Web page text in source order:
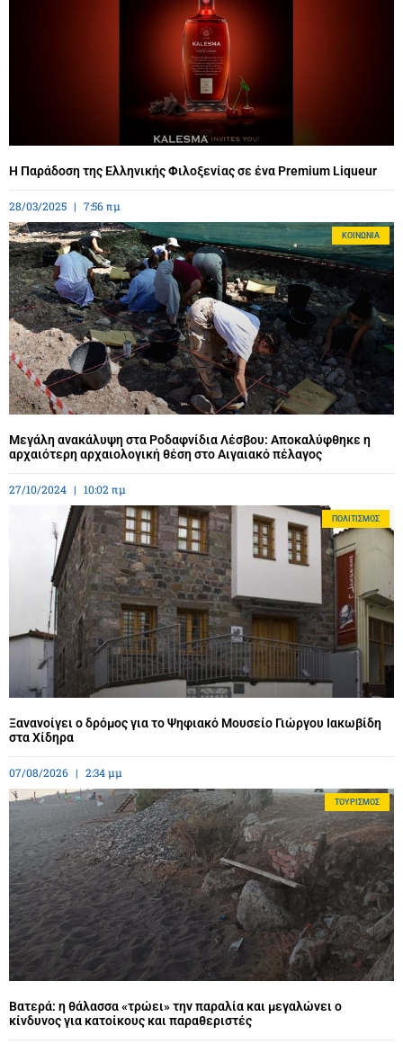
Η Παράδοση της Ελληνικής Φιλοξενίας σε ένα Premium Liqueur
28/03/2025 7:56 πμ
ΚΟΙΝΩΝΊΑ
Μεγάλη ανακάλυψη στα Ροδαφνίδια Λέσβου: Αποκαλύφθηκε η
αρχαιότερη αρχαιολογική θέση στο Αιγαιακό πέλαγος
27/10/2024 10:02 πμ
ΠΟΛΙΤΙΣΜΌΣ
Ξανανοίγει ο δρόμος για το Ψηφιακό Μουσείο Γιώργου Ιακωβίδη
στα Χίδηρα
07/08/2026 2:34 μμ
ΤΟΥΡΙΣΜΌΣ
Βατερά: η θάλασσα «τρώει» την παραλία και μεγαλώνει ο
κίνδυνος για κατοίκους και παραθεριστές